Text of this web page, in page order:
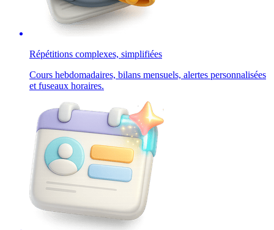
Répétitions complexes, simplifiées
Cours hebdomadaires, bilans mensuels, alertes personnalisées
et fuseaux horaires.